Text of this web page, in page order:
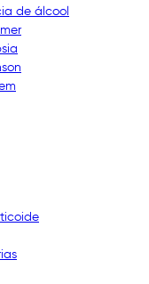
de álcool